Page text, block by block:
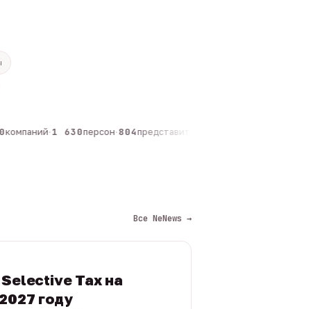
·1 630персон·804представителей
Все NeNews →
Tax на
году